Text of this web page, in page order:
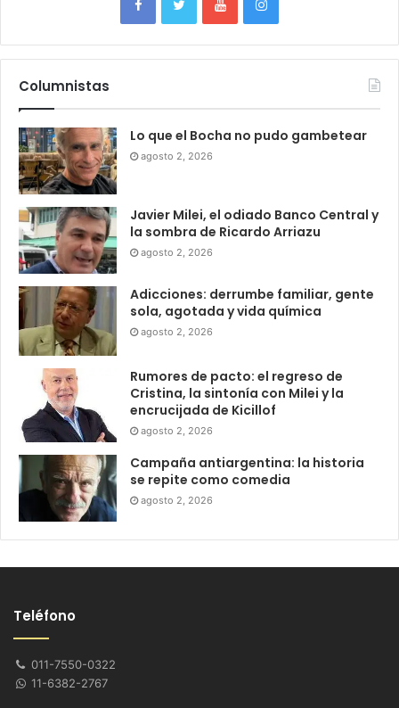
Columnistas
Lo que el Bocha no pudo gambetear
agosto 2, 2026
Javier Milei, el odiado Banco Central y
la sombra de Ricardo Arriazu
agosto 2, 2026
Adicciones: derrumbe familiar, gente
sola, agotada y vida química
agosto 2, 2026
Rumores de pacto: el regreso de
Cristina, la sintonía con Milei y la
encrucijada de Kicillof
agosto 2, 2026
Campaña antiargentina: la historia
se repite como comedia
agosto 2, 2026
Teléfono
011-7550-0322
11-6382-2767